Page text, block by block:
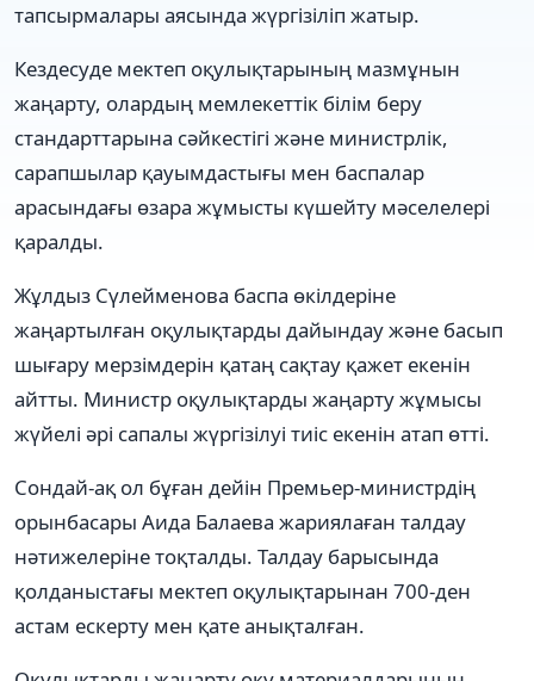
тапсырмалары аясында жүргізіліп жатыр.
Кездесуде мектеп оқулықтарының мазмұнын
жаңарту, олардың мемлекеттік білім беру
стандарттарына сәйкестігі және министрлік,
сарапшылар қауымдастығы мен баспалар
арасындағы өзара жұмысты күшейту мәселелері
қаралды.
Жұлдыз Сүлейменова баспа өкілдеріне
жаңартылған оқулықтарды дайындау және басып
шығару мерзімдерін қатаң сақтау қажет екенін
айтты. Министр оқулықтарды жаңарту жұмысы
жүйелі әрі сапалы жүргізілуі тиіс екенін атап өтті.
Сондай-ақ ол бұған дейін Премьер-министрдің
орынбасары Аида Балаева жариялаған талдау
нәтижелеріне тоқталды. Талдау барысында
қолданыстағы мектеп оқулықтарынан 700-ден
астам ескерту мен қате анықталған.